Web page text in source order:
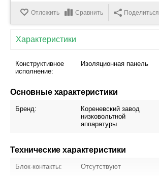
Отложить Сравнить Поделиться
Характеристики
Конструктивное
исполнение:
Изоляционная панель
Основные характеристики
Бренд:
Кореневский завод
низковольтной
аппаратуры
Технические характеристики
Блок-контакты: Отсутствуют